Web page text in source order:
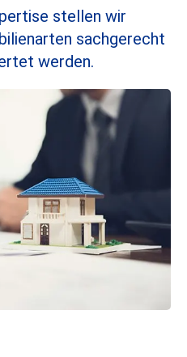
stellen wir
sachgerecht
werden.